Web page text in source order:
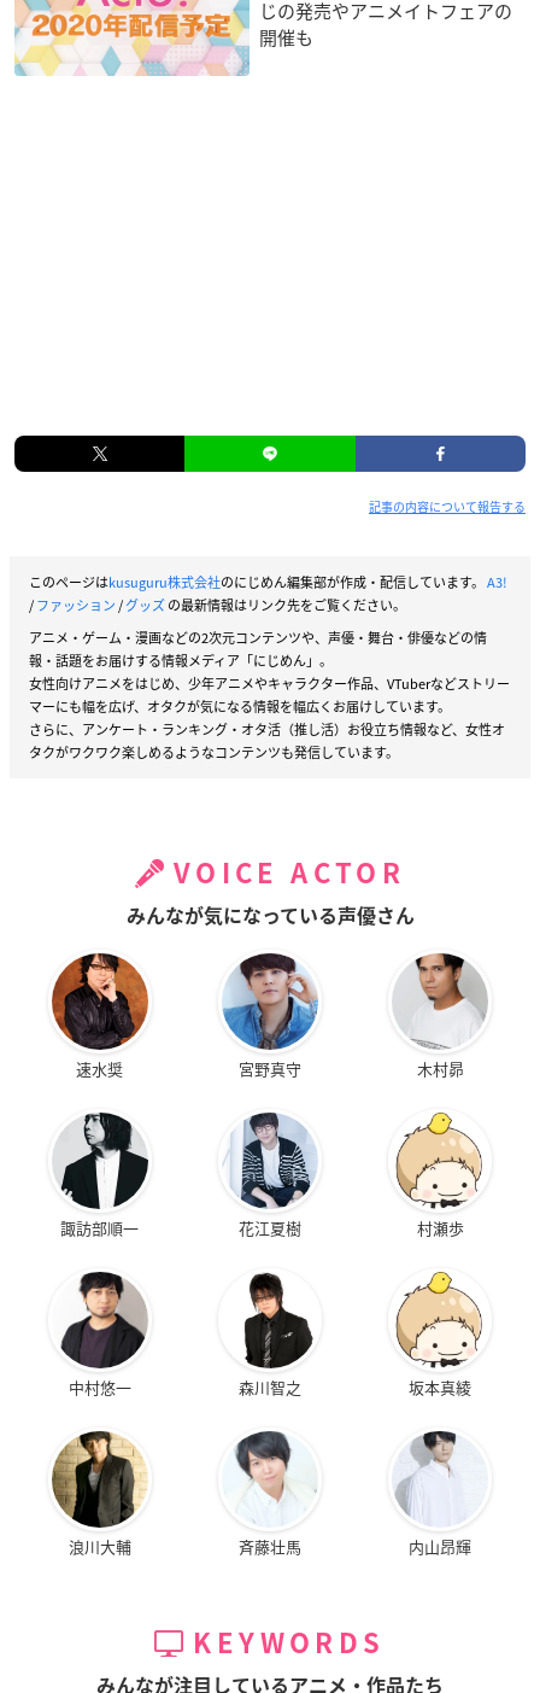
じの発売やアニメイトフェアの
開催も
記事の内容について報告する
このページはkusuguru株式会社のにじめん編集部が作成・配信しています。 A3!
/ファッション/グッズの最新情報はリンク先をご覧ください。
アニメ・ゲーム・漫画などの2次元コンテンツや、声優・舞台・俳優などの情
報・話題をお届けする情報メディア「にじめん」。
女性向けアニメをはじめ、少年アニメやキャラクター作品、VTuberなどストリー
マーにも幅を広げ、オタクが気になる情報を幅広くお届けしています。
さらに、アンケート・ランキング・オタ活（推し活）お役立ち情報など、女性オ
タクがワクワク楽しめるようなコンテンツも発信しています。
VOICE ACTOR
みんなが気になっている声優さん
速水奨 宮野真守 木村昴
諏訪部順一 花江夏樹 村瀬歩
中村悠一 森川智之 坂本真綾
浪川大輔 斉藤壮馬 内山昂輝
KEYWORDS
みんなが注目しているアニメ・作品たち